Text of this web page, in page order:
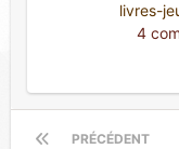
livres-
4
PRÉCÉDENT